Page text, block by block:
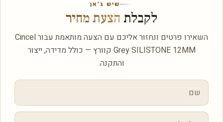
שיש ג'אן
לקבלת הצעת מחיר
השאירו פרטים ונחזור אליכם עם הצעה מותאמת עבור Cincel
Grey SILISTONE 12MM קוורץ — כולל מדידה, ייצור
והתקנה.